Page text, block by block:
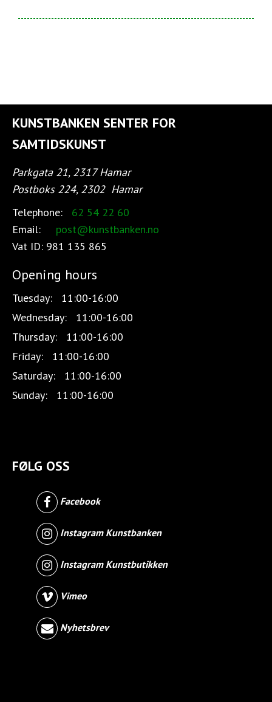
KUNSTBANKEN SENTER FOR
SAMTIDSKUNST
Parkgata 21, 2317 Hamar
Postboks 224, 2302 Hamar
Telephone:
62 54 22 60
Email:
post@kunstbanken.no
Vat ID: 981 135 865
Opening hours
Tuesday:
11:00-16:00
Wednesday:
11:00-16:00
Thursday:
11:00-16:00
Friday:
11:00-16:00
Saturday:
11:00-16:00
Sunday:
11:00-16:00
FØLG OSS
Facebook
Instagram Kunstbanken
Instagram Kunstbutikken
Vimeo
Nyhetsbrev